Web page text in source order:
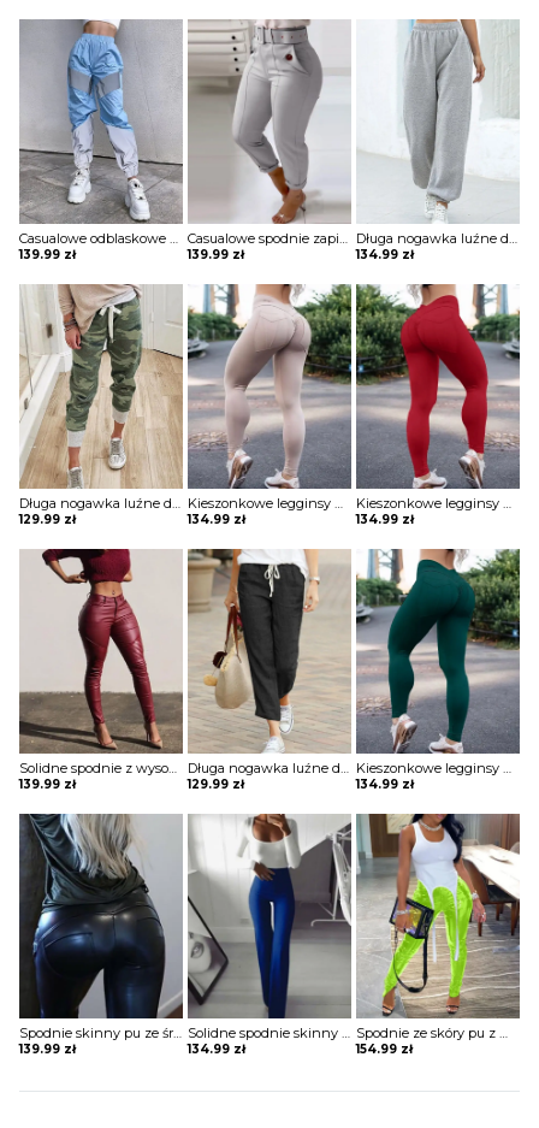
Casualowe odblaskowe spodnie dresowe colorblock szorty Deonna
139.99 zł
Casualowe spodnie zapinane na guziki Hiroko
139.99 zł
Długa nogawka luźne dresowe jednolite bez wzoru ściągacz wiązane kieszenie casual spodnie Iyana
134.99 zł
Długa nogawka luźne dresowe moro wiązane ściągacz eleganckie casual spodnie Ragnhild
129.99 zł
Kieszonkowe legginsy do jogi z wysokim stanem spodnie Vijaya
134.99 zł
Kieszonkowe legginsy do jogi z wysokim stanem spodnie Vijaya
134.99 zł
Solidne spodnie z wysokim stanem marszczeniami Andolina
139.99 zł
Długa nogawka luźne dresowe jednolite bez wzoru wygodne ściągacz sportowe dresy casual spodnie Fortuna
129.99 zł
Kieszonkowe legginsy do jogi z wysokim stanem spodnie Vijaya
134.99 zł
Spodnie skinny pu ze średnim stanem z guzikami Jeanette
139.99 zł
Solidne spodnie skinny z wysokim stanem szorty Katha
134.99 zł
Spodnie ze skóry pu z wysokim stanem i rozcięciem szorty Debbra
154.99 zł